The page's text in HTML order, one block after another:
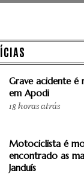
Grave acidente é
em Apodi
18 horas atrás
Motociclista é
encontrado as
Janduís